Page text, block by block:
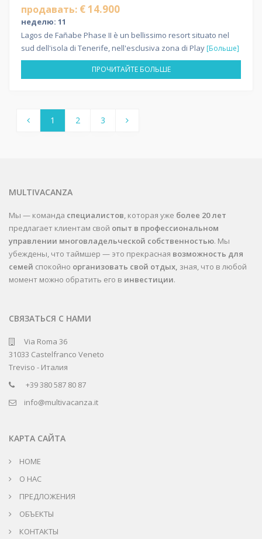
продавать: € 14.900
неделю: 11
Lagos de Fañabe Phase II è un bellissimo resort situato nel
sud dell'isola di Tenerife, nell'esclusiva zona di Play [Больше]
ПРОЧИТАЙТЕ БОЛЬШЕ
1 2 3
MULTIVACANZA
Мы — команда специалистов, которая уже более 20 лет
предлагает клиентам свой опыт в профессиональном
управлении многовладельческой собственностью. Мы
убеждены, что таймшер — это прекрасная возможность для
семей спокойно организовать свой отдых, зная, что в любой
момент можно обратить его в инвестиции.
СВЯЗАТЬСЯ С НАМИ
Via Roma 36
31033 Castelfranco Veneto
Treviso - Италия
+39 380 587 80 87
info@multivacanza.it
КАРТА САЙТА
HOME
О НАС
ПРЕДЛОЖЕНИЯ
ОБЪЕКТЫ
КОНТАКТЫ